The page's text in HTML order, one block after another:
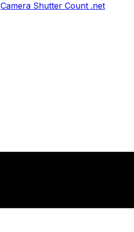
Camera Shutter Count .net